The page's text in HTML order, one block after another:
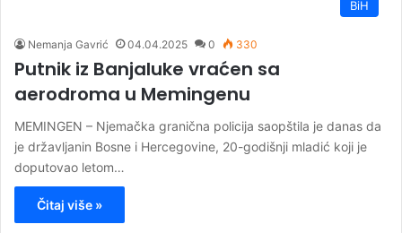
BiH
Nemanja Gavrić 04.04.2025 0 330
Putnik iz Banjaluke vraćen sa
aerodroma u Memingenu
MEMINGEN – Njemačka granična policija saopštila je danas da
je državljanin Bosne i Hercegovine, 20-godišnji mladić koji je
doputovao letom…
Čitaj više »